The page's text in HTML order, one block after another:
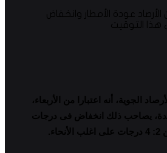
الجوية، أنه اعتبارا من الأربعاء،
يصاحب ذلك انخفاض فى درجات
.